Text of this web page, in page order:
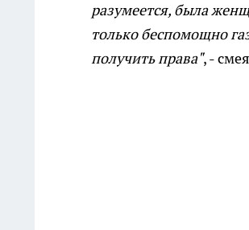
разумеется, была
только беспомощно
получить права", -